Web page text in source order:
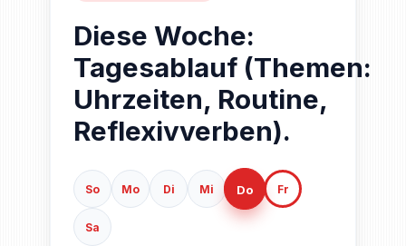
Diese Woche:
Tagesablauf (Themen:
Uhrzeiten, Routine,
Reflexivverben).
So Mo Di Mi Do Fr
Sa